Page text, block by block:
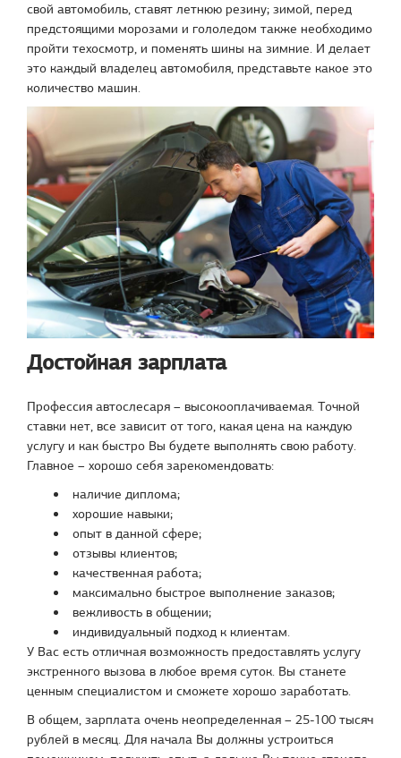
свой автомобиль, ставят летнюю резину; зимой, перед
предстоящими морозами и гололедом также необходимо
пройти техосмотр, и поменять шины на зимние. И делает
это каждый владелец автомобиля, представьте какое это
количество машин.
Достойная зарплата
Профессия автослесаря – высокооплачиваемая. Точной
ставки нет, все зависит от того, какая цена на каждую
услугу и как быстро Вы будете выполнять свою работу.
Главное – хорошо себя зарекомендовать:
наличие диплома;
хорошие навыки;
опыт в данной сфере;
отзывы клиентов;
качественная работа;
максимально быстрое выполнение заказов;
вежливость в общении;
индивидуальный подход к клиентам.
У Вас есть отличная возможность предоставлять услугу
экстренного вызова в любое время суток. Вы станете
ценным специалистом и сможете хорошо заработать.
В общем, зарплата очень неопределенная – 25-100 тысяч
рублей в месяц. Для начала Вы должны устроиться